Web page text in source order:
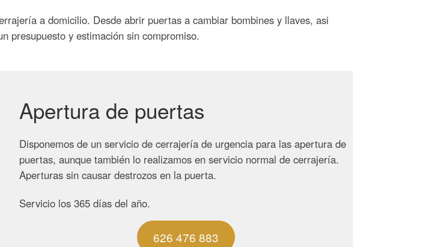
a domicilio. Desde abrir puertas a cambiar bombines y llaves, asi
presupuesto y estimación sin compromiso.
Apertura de puertas
Disponemos de un servicio de cerrajería de urgencia para las apertura de
puertas, aunque también lo realizamos en servicio normal de cerrajería.
Aperturas sin causar destrozos en la puerta.
Servicio los 365 días del año.
626 476 883